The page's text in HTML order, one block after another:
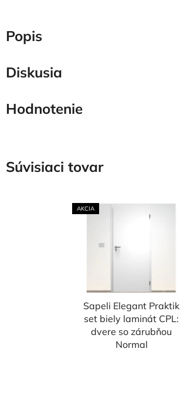
Popis
Diskusia
Hodnotenie
Súvisiaci tovar
AKCIA
Sapeli Elegant Praktik
set biely laminát CPL:
dvere so zárubňou
Normal